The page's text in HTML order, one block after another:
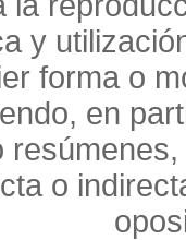
y
forma o
en
o